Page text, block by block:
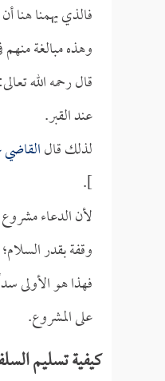
فالذي يهمنا هنا
وهذه مبالغة
قال رحمه الله
عند القبر.
لذلك قال
].
لأن الدعاء
وقفة بقدر
فهذا هو الأولى
على المشروع.
كيفية تسليم